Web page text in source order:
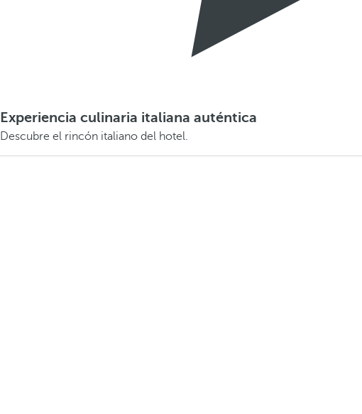
Experiencia culinaria italiana auténtica
Descubre el rincón italiano del hotel.